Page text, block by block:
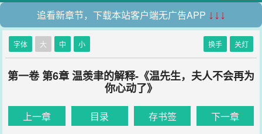
追看新章节，下载本站客户端无广告APP ↓↓↓
字体 大 中 小 换手 关灯
第一卷 第6章 温羡聿的解释-《温先生，夫人不会再为
你心动了》
上一章 目录 存书签 下一章